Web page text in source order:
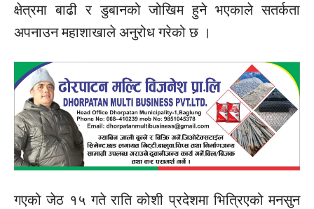
क्षेत्रमा बाढी र डुबानको जोखिम हुने भएकाले सतर्कता
अपनाउन महाशाखाले अनुरोध गरेको छ ।
गएको जेठ १५ गते राति कोशी प्रदेशमा भित्रिएको मनसुन